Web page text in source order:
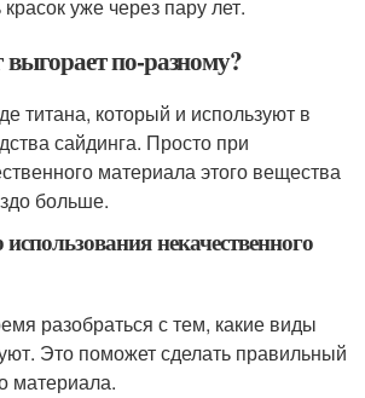
уже через пару лет.
по-разному?
титана, который и используют в
сайдинга. Просто при
материала этого вещества
больше.
некачественного
разобраться с тем, какие виды
Это поможет сделать правильный
материала.